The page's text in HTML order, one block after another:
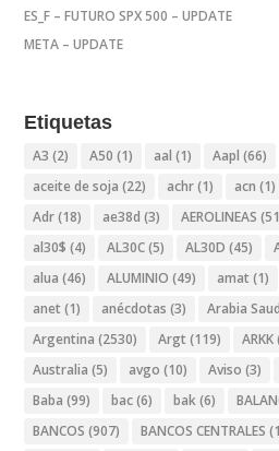
ES_F – FUTURO SPX 500 – UPDATE
META – UPDATE
Etiquetas
A3 (2) A50 (1) aal (1) Aapl (66)
aceite de soja (22) achr(1) acn (1)
Adr(18) ae38d (3) AEROLINEAS
al30$ (4) AL30C(5) AL30D (45)
alua (46) ALUMINIO (49) amat (1)
anet (1) anécdotas (3) Arabia
Argentina (2530) Argt (119) ARKK
Australia (5) avgo (10) Aviso (3)
Baba (99) bac(6) bak(6)
BANCOS (907) BANCOS CENTRALES